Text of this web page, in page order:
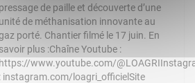
pressage de paille et découverte d’une
unité de méthanisation innovante au
porté. Chantier filmé le 17 juin. En
savoir plus :Chaîne Youtube :
https://www.youtube.com/
: instagram.com/loagri_officielSite